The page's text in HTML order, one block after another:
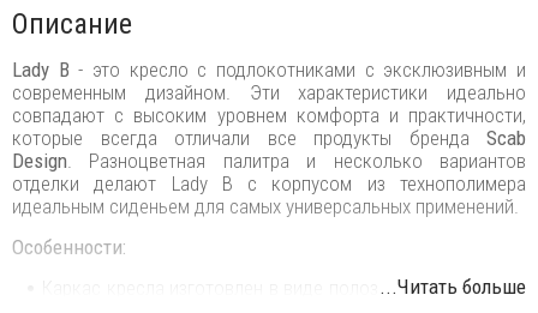
Описание
Lady B - это кресло с подлокотниками с эксклюзивным и
современным дизайном. Эти характеристики идеально
совпадают с высоким уровнем комфорта и практичности,
которые всегда отличали все продукты бренда Scab
Design . Разноцветная палитра и несколько вариантов
отделки делают Lady B с корпусом из технополимера
идеальным сиденьем для самых универсальных применений.
Особенности:
Каркас кресла изготовлен в виде полозьев из трубчатой ​​
...Читать больше